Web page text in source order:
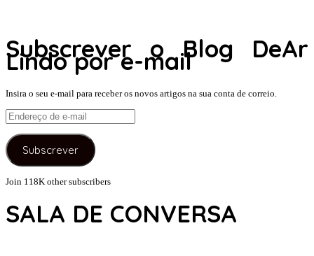
Subscrever o Blog DeAr
Lindo por e-mail
Insira o seu e-mail para receber os novos artigos na sua conta de correio.
Endereço
de
e-
mail
Subscrever
Join 118K other subscribers
SALA DE CONVERSA